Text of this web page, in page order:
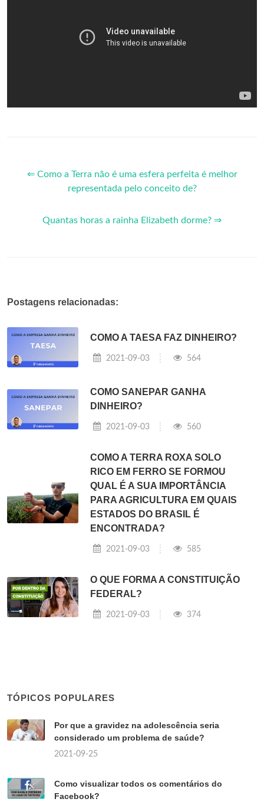
⇐ Como a Terra não é uma esfera perfeita é melhor
representada pelo conceito de?
Quantas horas a rainha Elizabeth dorme? ⇒
Postagens relacionadas:
COMO A TAESA FAZ DINHEIRO?
2021-09-03 564
COMO SANEPAR GANHA
DINHEIRO?
2021-09-03 560
COMO A TERRA ROXA SOLO
RICO EM FERRO SE FORMOU
QUAL É A SUA IMPORTÂNCIA
PARA AGRICULTURA EM QUAIS
ESTADOS DO BRASIL É
ENCONTRADA?
2021-09-03 585
O QUE FORMA A CONSTITUIÇÃO
FEDERAL?
2021-09-03 374
TÓPICOS POPULARES
Por que a gravidez na adolescência seria
considerado um problema de saúde?
2021-09-25
Como visualizar todos os comentários do
Facebook?